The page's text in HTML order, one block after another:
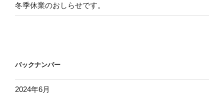
冬季休業のおしらせです。
バックナンバー
2024年6月